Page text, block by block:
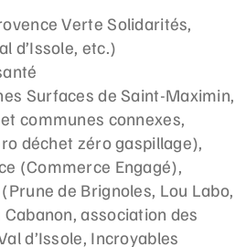
Verte Solidarités,
d’Issole, etc.)
Surfaces de Saint-Maximin,
communes connexes,
déchet zéro gaspillage),
(Commerce Engagé),
de Brignoles, Lou Labo,
association des
d’Issole, Incroyables